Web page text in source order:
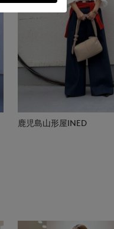
鹿児島山形屋INED